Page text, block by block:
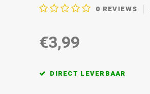
0 REVIEWS
€3,99
DIRECT LEVERBAAR